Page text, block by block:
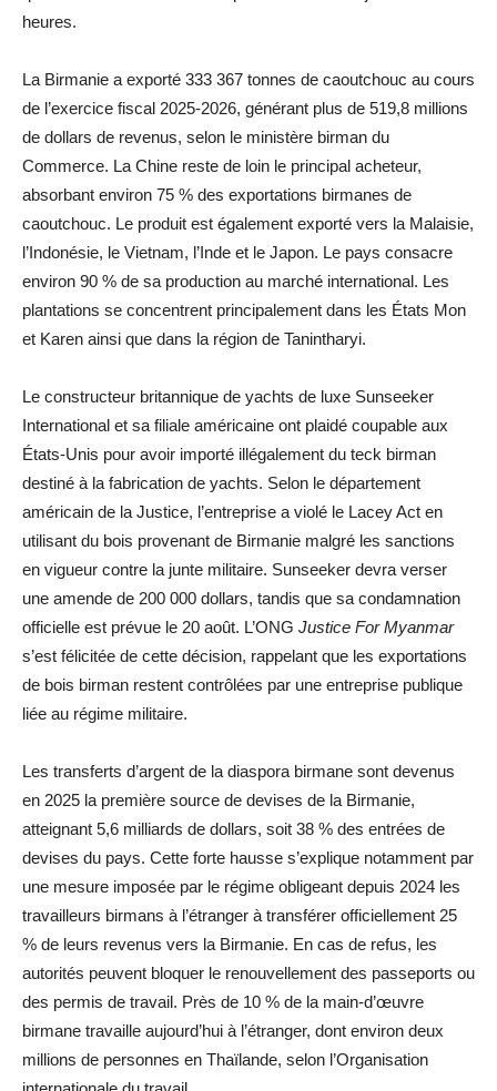
heures.
La Birmanie a exporté 333 367 tonnes de caoutchouc au cours
de l’exercice fiscal 2025-2026, générant plus de 519,8 millions
de dollars de revenus, selon le ministère birman du
Commerce. La Chine reste de loin le principal acheteur,
absorbant environ 75 % des exportations birmanes de
caoutchouc. Le produit est également exporté vers la Malaisie,
l’Indonésie, le Vietnam, l’Inde et le Japon. Le pays consacre
environ 90 % de sa production au marché international. Les
plantations se concentrent principalement dans les États Mon
et Karen ainsi que dans la région de Tanintharyi.
Le constructeur britannique de yachts de luxe Sunseeker
International et sa filiale américaine ont plaidé coupable aux
États-Unis pour avoir importé illégalement du teck birman
destiné à la fabrication de yachts. Selon le département
américain de la Justice, l’entreprise a violé le Lacey Act en
utilisant du bois provenant de Birmanie malgré les sanctions
en vigueur contre la junte militaire. Sunseeker devra verser
une amende de 200 000 dollars, tandis que sa condamnation
officielle est prévue le 20 août. L’ONG Justice For Myanmar
s’est félicitée de cette décision, rappelant que les exportations
de bois birman restent contrôlées par une entreprise publique
liée au régime militaire.
Les transferts d’argent de la diaspora birmane sont devenus
en 2025 la première source de devises de la Birmanie,
atteignant 5,6 milliards de dollars, soit 38 % des entrées de
devises du pays. Cette forte hausse s’explique notamment par
une mesure imposée par le régime obligeant depuis 2024 les
travailleurs birmans à l’étranger à transférer officiellement 25
% de leurs revenus vers la Birmanie. En cas de refus, les
autorités peuvent bloquer le renouvellement des passeports ou
des permis de travail. Près de 10 % de la main-d’œuvre
birmane travaille aujourd’hui à l’étranger, dont environ deux
millions de personnes en Thaïlande, selon l’Organisation